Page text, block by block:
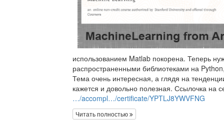
использованием ‪Matlab‬ покорена. Теперь
распространенными библиотеками на
Тема очень интересная, а глядя на
кажется и довольно полезная. Ссылочка на
…/accompl…/certificate/YPTLJ8YWVFNG
Читать полностью